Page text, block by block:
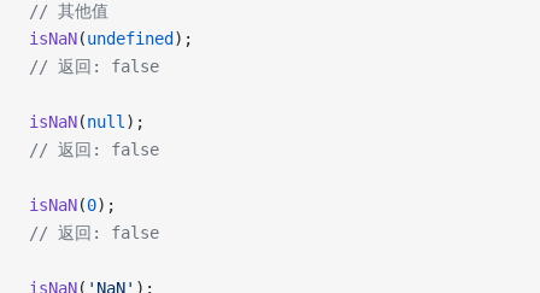
// 其他值
isNaN(undefined );
// 返回: false
isNaN(null );
// 返回: false
isNaN(0);
// 返回: false
isNaN( 'NaN' );